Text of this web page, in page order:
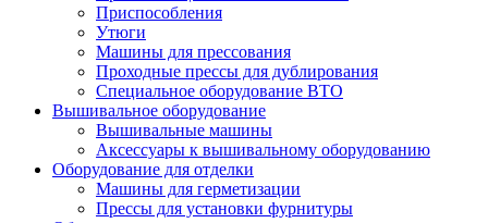
Приспособления
Утюги
Машины для прессования
Проходные прессы для дублирования
Специальное оборудование ВТО
Вышивальное оборудование
Вышивальные машины
Аксессуары к вышивальному оборудованию
Оборудование для отделки
Машины для герметизации
Прессы для установки фурнитуры